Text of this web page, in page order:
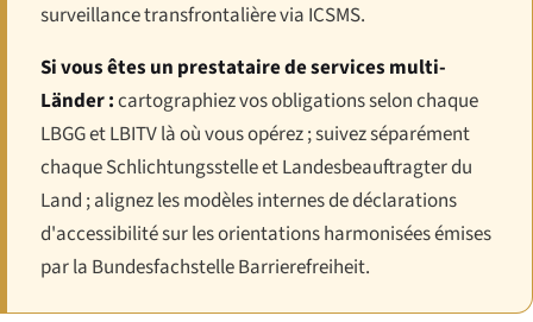
surveillance transfrontalière via ICSMS.
Si vous êtes un prestataire de services multi-
Länder :cartographiez vos obligations selon chaque
LBGG et LBITV là où vous opérez ; suivez séparément
chaque Schlichtungsstelle et Landesbeauftragter du
Land ; alignez les modèles internes de déclarations
d'accessibilité sur les orientations harmonisées émises
par la Bundesfachstelle Barrierefreiheit.